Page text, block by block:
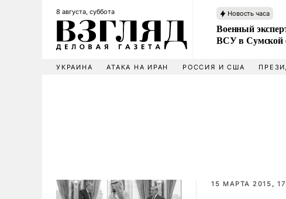
8 августа, суббота Новость часа
Военный
ВСУ в Сумской
УКРАИНА АТАКА НА ИРАН РОССИЯ И США
15 МАРТА 2015,